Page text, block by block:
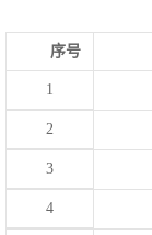
序号
1
2
3
4